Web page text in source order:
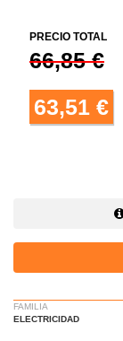
PRECIO TOTAL
66,85 €
63,51 €
FAMILIA
ELECTRICIDAD